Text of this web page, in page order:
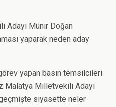
Adayı Münir Doğan
yaparak neden aday
yapan basın temsilcileri
Malatya Milletvekili Adayı
siyasette neler